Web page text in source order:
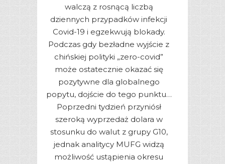
walczą z rosnącą liczbą
dziennych przypadków infekcji
Covid-19 i egzekwują blokady.
Podczas gdy bezładne wyjście z
chińskiej polityki „zero-covid”
może ostatecznie okazać się
pozytywne dla globalnego
popytu, dojście do tego punktu…
Poprzedni tydzień przyniósł
szeroką wyprzedaż dolara w
stosunku do walut z grupy G10,
jednak analitycy MUFG widzą
możliwość ustąpienia okresu